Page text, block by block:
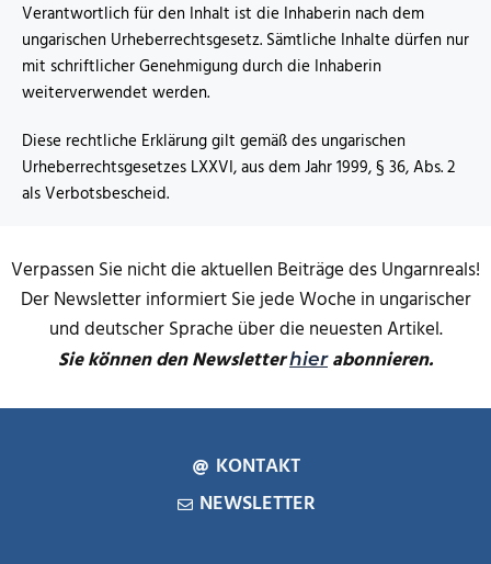
Verantwortlich für den Inhalt ist die Inhaberin nach dem
ungarischen Urheberrechtsgesetz. Sämtliche Inhalte dürfen nur
mit schriftlicher Genehmigung durch die Inhaberin
weiterverwendet werden.
Diese rechtliche Erklärung gilt gemäß des ungarischen
Urheberrechtsgesetzes LXXVI, aus dem Jahr 1999, § 36, Abs. 2
als Verbotsbescheid.
Verpassen Sie nicht die aktuellen Beiträge des Ungarnreals!
Der Newsletter informiert Sie jede Woche in ungarischer
und deutscher Sprache über die neuesten Artikel.
Sie können den Newsletterhierabonnieren.
KONTAKT
NEWSLETTER